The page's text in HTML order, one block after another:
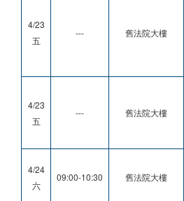
4/23
五
--- 舊法院大樓
4/23
五
--- 舊法院大樓
4/24
六
09:00-10:30 舊法院大樓